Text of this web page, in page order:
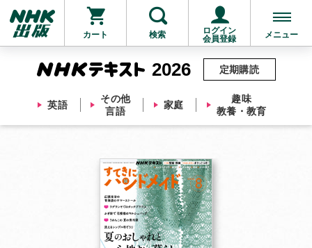
カート 検索
ログイン
会員登録
メニュー
2026
英語
その他
言語
家庭
趣味
教養・教育
定期購読
他にも商品を買う